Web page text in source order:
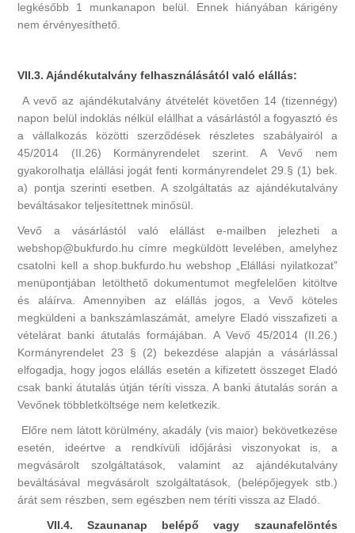
legkésőbb 1 munkanapon belül. Ennek hiányában kárigény
nem érvényesíthető.
VII.3. Ajándékutalvány felhasználásától való elállás:
A vevő az ajándékutalvány átvételét követően 14 (tizennégy)
napon belül indoklás nélkül elállhat a vásárlástól a fogyasztó és
a vállalkozás közötti szerződések részletes szabályairól a
45/2014 (II.26) Kormányrendelet szerint. A Vevő nem
gyakorolhatja elállási jogát fenti kormányrendelet 29.§ (1) bek.
a) pontja szerinti esetben. A szolgáltatás az ajándékutalvány
beváltásakor teljesítettnek minősül.
Vevő a vásárlástól való elállást e-mailben jelezheti a
webshop@bukfurdo.hu címre megküldött levelében, amelyhez
csatolni kell a shop.bukfurdo.hu webshop „Elállási nyilatkozat”
menüpontjában letölthető dokumentumot megfelelően kitöltve
és aláírva. Amennyiben az elállás jogos, a Vevő köteles
megküldeni a bankszámlaszámát, amelyre Eladó visszafizeti a
vételárat banki átutalás formájában. A Vevő 45/2014 (II.26.)
Kormányrendelet 23 § (2) bekezdése alapján a vásárlással
elfogadja, hogy jogos elállás esetén a kifizetett összeget Eladó
csak banki átutalás útján téríti vissza. A banki átutalás során a
Vevőnek többletköltsége nem keletkezik.
Előre nem látott körülmény, akadály (vis maior) bekövetkezése
esetén, ideértve a rendkívüli időjárási viszonyokat is, a
megvásárolt szolgáltatások, valamint az ajándékutalvány
beváltásával megvásárolt szolgáltatások, (belépőjegyek stb.)
árát sem részben, sem egészben nem téríti vissza az Eladó.
VII.4. Szaunanap belépő vagy szaunafelöntés